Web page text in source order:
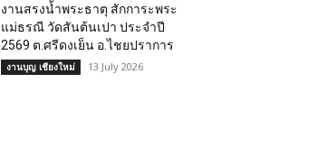
งานสรงน้ำพระธาตุ สักการะพระ
แม่ธรณี วัดสันต้นเปา ประจำปี
2569 ต.ศรีดงเย็น อ.ไชยปราการ
งานบุญ เชียงใหม่ 13 July 2026